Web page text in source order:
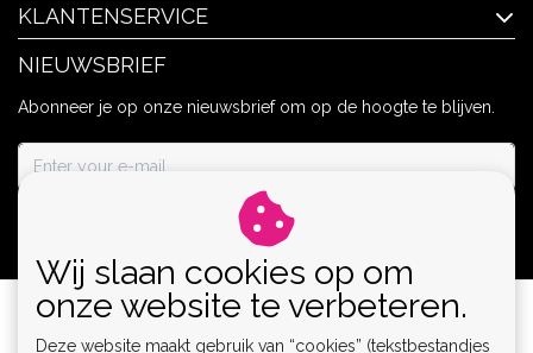
KLANTENSERVICE
NIEUWSBRIEF
Abonneer je op onze nieuwsbrief om op de hoogte te blijven.
Wij slaan cookies op om
onze website te verbeteren.
Deze website maakt gebruik van “cookies” (tekstbestandjes